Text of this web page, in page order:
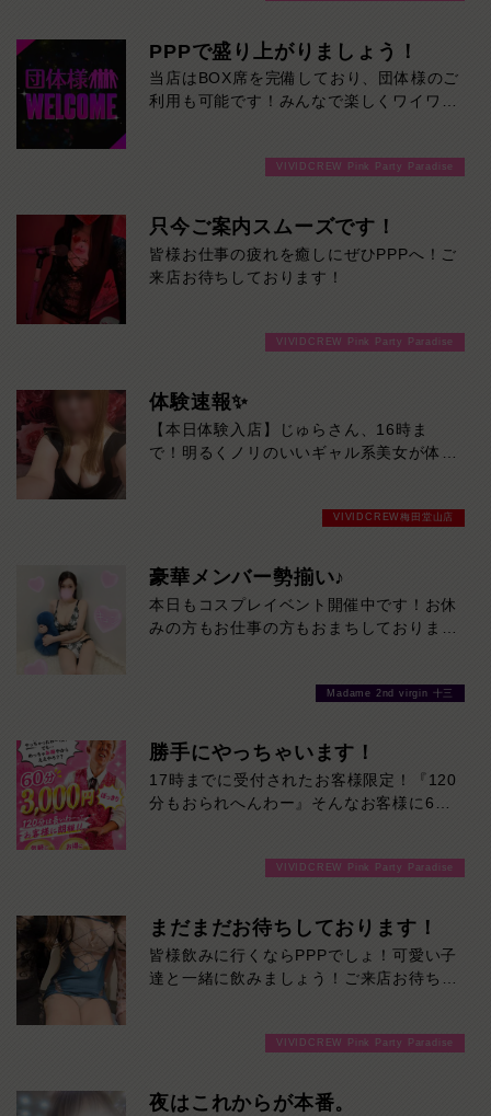
分！その日の予定に合わせてお選びくださ
い！ご来店お待ちしております！
PPPで盛り上がりましょう！
当店はBOX席を完備しており、団体様のご
利用も可能です！みんなで楽しくワイワイ
VIVIDCREW Pink Party Paradise
只今ご案内スムーズです！
皆様お仕事の疲れを癒しにぜひPPPへ！ご
来店お待ちしております！
VIVIDCREW Pink Party Paradise
体験速報✨
【本日体験入店】じゅらさん、16時ま
で！明るくノリのいいギャル系美女が体験
顔。そのギャップからあふれる色っぽさは
る、じゅらさんとの時間をお見逃しなく。
本日16時までの限定出勤です！
VIVIDCREW梅田堂山店
豪華メンバー勢揃い♪
本日もコスプレイベント開催中です！お休
みの方もお仕事の方もおまちしております
Madame 2nd virgin 十三
勝手にやっちゃいます！
17時までに受付されたお客様限定！『120
分もおられへんわー』そんなお客様に60
めるチャンス！たっぷり楽しみたい方は
分！その日の予定に合わせてお選びくださ
い！ご来店お待ちしております！
VIVIDCREW Pink Party Paradise
まだまだお待ちしております！
皆様飲みに行くならPPPでしょ！可愛い子
達と一緒に飲みましょう！ご来店お待ちし
VIVIDCREW Pink Party Paradise
夜はこれからが本番。